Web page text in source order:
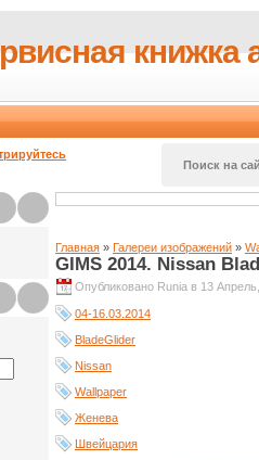
книжка
Поиск на
Главная » Галереи изображений »
GIMS 2014. Nissan
Опубликовано Runia в 13
04-16.03.2014
BladeGlider
Nissan
Wallpaper
Женева
Швейцария